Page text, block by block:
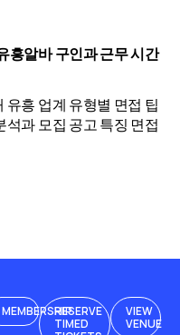
흥알바 구인과 근무 시간
유흥 업계 유형별 면접 팁
과 모집 공고 특징 면접
MEMBERSHIPRESERVE
TIMED
VIEW
VENUE